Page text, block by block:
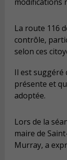
La route 116
contrôle,
selon ces
Il est suggéré
présente et qu
adoptée.
Lors de la sé
maire de
Murray, a